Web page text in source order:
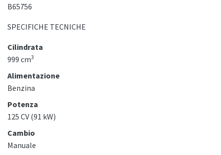
B65756
SPECIFICHE TECNICHE
Cilindrata
999 cm3
Alimentazione
Benzina
Potenza
125 CV (91 kW)
Cambio
Manuale